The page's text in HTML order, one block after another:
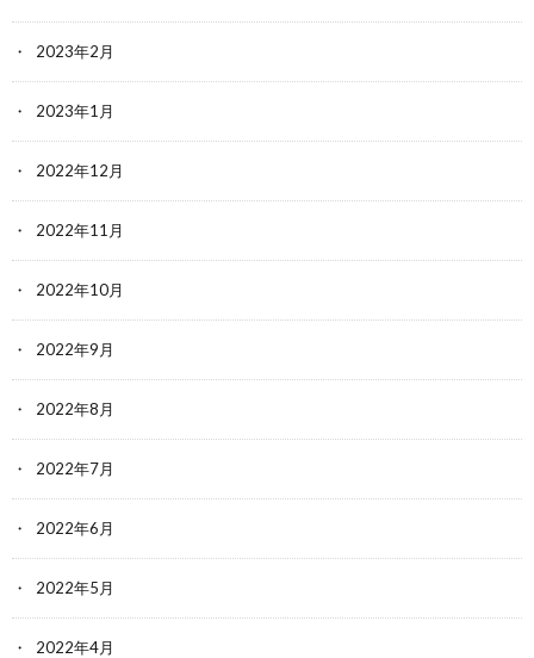
2023年2月
2023年1月
2022年12月
2022年11月
2022年10月
2022年9月
2022年8月
2022年7月
2022年6月
2022年5月
2022年4月